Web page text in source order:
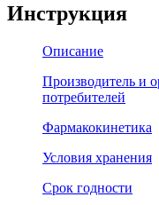
Инструкция
Описание
Производитель и
потребителей
Фармакокинетика
Условия хранения
Срок годности